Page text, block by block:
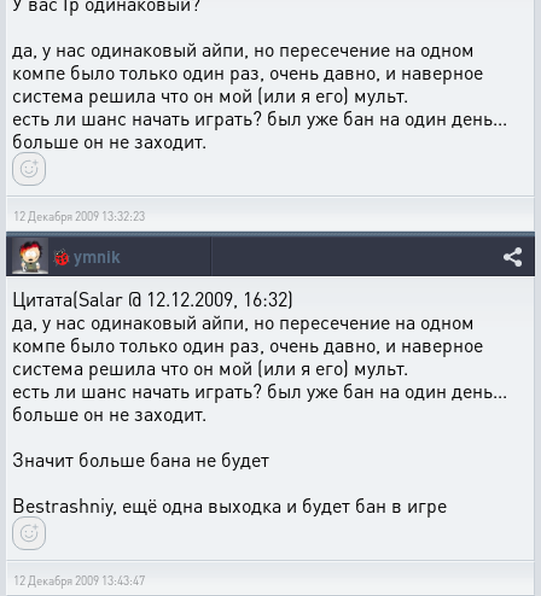
да, у нас одинаковый айпи, но пересечение на одном
компе было только один раз, очень давно, и наверное
система решила что он мой (или я его) мульт.
есть ли шанс начать играть? был уже бан на один день...
больше он не заходит.
12 Декабря 2009 13:32:23
🐞 ymnik
Цитата(Salar @ 12.12.2009, 16:32)
да, у нас одинаковый айпи, но пересечение на одном
компе было только один раз, очень давно, и наверное
система решила что он мой (или я его) мульт.
есть ли шанс начать играть? был уже бан на один день...
больше он не заходит.
Значит больше бана не будет
Bestrashniy, ещё одна выходка и будет бан в игре
12 Декабря 2009 13:43:47